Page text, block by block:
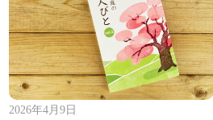
2026年4月9日